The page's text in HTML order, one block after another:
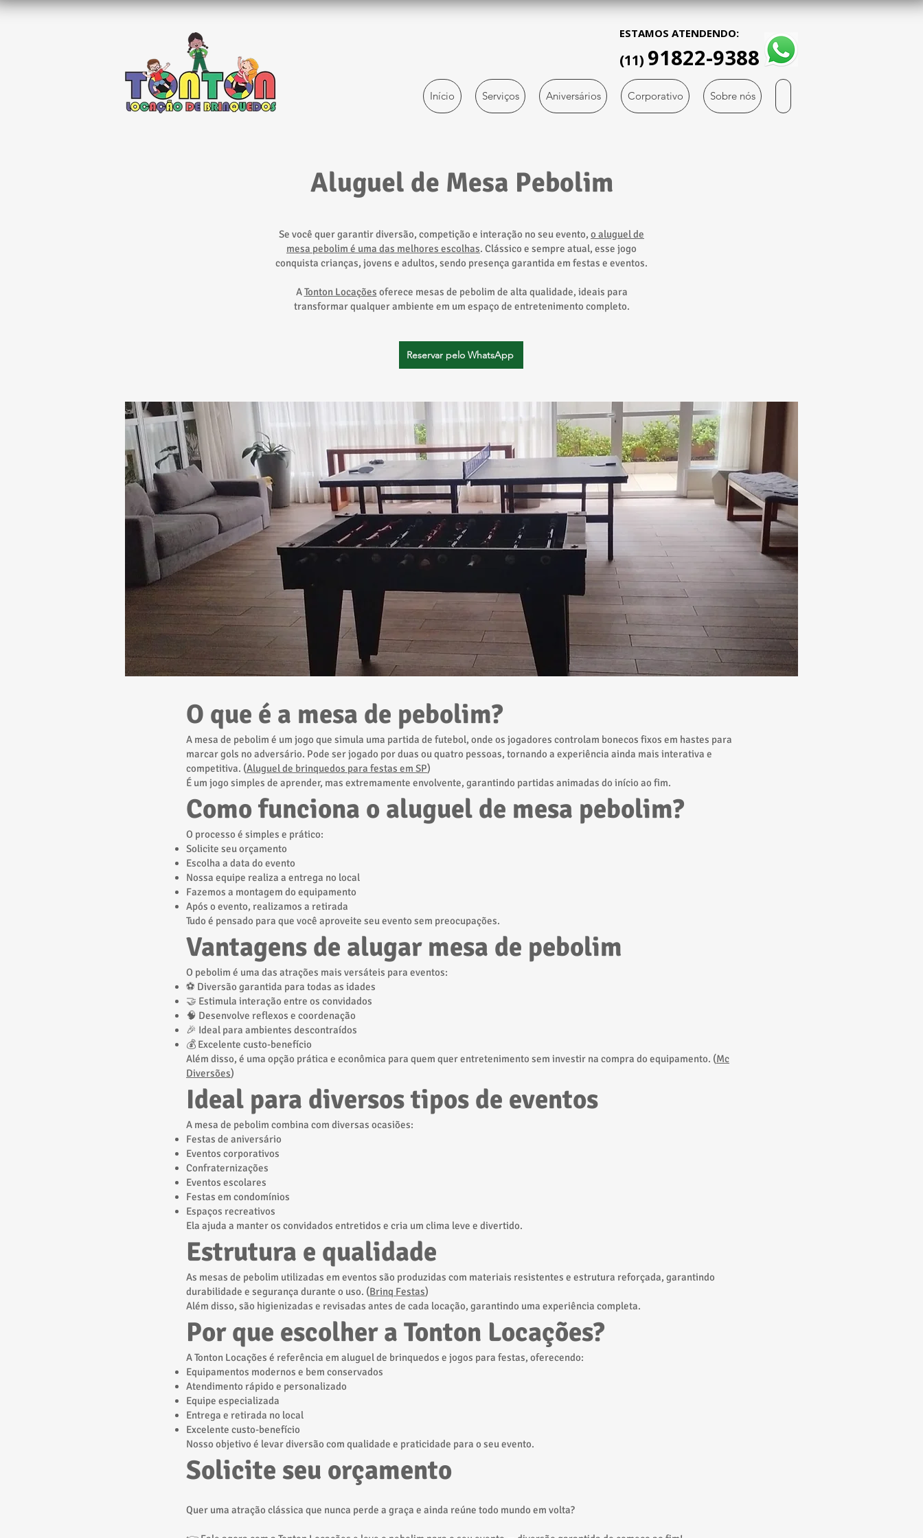
ESTAMOS ATENDENDO:
(11) 91822-9388
Início Serviços Aniversários Corporativo Sobre nós
Aluguel de Mesa Pebolim
Se você quer garantir diversão, competição e interação no seu evento, o aluguel de
mesa pebolim é uma das melhores escolhas. Clássico e sempre atual, esse jogo
conquista crianças, jovens e adultos, sendo presença garantida em festas e eventos.
ATonton Locações oferece mesas de pebolim de alta qualidade, ideais para
transformar qualquer ambiente em um espaço de entretenimento completo.
Reservar pelo WhatsApp
O que é a mesa de pebolim?
A mesa de pebolim é um jogo que simula uma partida de futebol, onde os jogadores controlam bonecos fixos em hastes para
marcar gols no adversário. Pode ser jogado por duas ou quatro pessoas, tornando a experiência ainda mais interativa e
competitiva. (Aluguel de brinquedos para festas em SP)
É um jogo simples de aprender, mas extremamente envolvente, garantindo partidas animadas do início ao fim.
Como funciona o aluguel de mesa pebolim?
O processo é simples e prático:
Solicite seu orçamento
Escolha a data do evento
Nossa equipe realiza a entrega no local
Fazemos a montagem do equipamento
Após o evento, realizamos a retirada
Tudo é pensado para que você aproveite seu evento sem preocupações.
Vantagens de alugar mesa de pebolim
O pebolim é uma das atrações mais versáteis para eventos:
⚽ Diversão garantida para todas as idades
🤝 Estimula interação entre os convidados
🧠 Desenvolve reflexos e coordenação
🎉 Ideal para ambientes descontraídos
💰 Excelente custo-benefício
Além disso, é uma opção prática e econômica para quem quer entretenimento sem investir na compra do equipamento. (Mc
Diversões)
Ideal para diversos tipos de eventos
A mesa de pebolim combina com diversas ocasiões:
Festas de aniversário
Eventos corporativos
Confraternizações
Eventos escolares
Festas em condomínios
Espaços recreativos
Ela ajuda a manter os convidados entretidos e cria um clima leve e divertido.
Estrutura e qualidade
As mesas de pebolim utilizadas em eventos são produzidas com materiais resistentes e estrutura reforçada, garantindo
durabilidade e segurança durante o uso. (Brinq Festas)
Além disso, são higienizadas e revisadas antes de cada locação, garantindo uma experiência completa.
Por que escolher a Tonton Locações?
A Tonton Locações é referência em aluguel de brinquedos e jogos para festas, oferecendo:
Equipamentos modernos e bem conservados
Atendimento rápido e personalizado
Equipe especializada
Entrega e retirada no local
Excelente custo-benefício
Nosso objetivo é levar diversão com qualidade e praticidade para o seu evento.
Solicite seu orçamento
Quer uma atração clássica que nunca perde a graça e ainda reúne todo mundo em volta?